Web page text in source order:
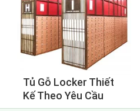
Tủ Gỗ Locker Thiết
Kế Theo Yêu Cầu